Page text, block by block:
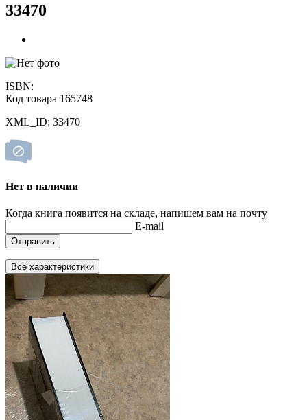
33470
ISBN:
Код товара 165748
XML_ID: 33470
Нет в наличии
Когда книга появится на складе, напишем вам на почту
E-mail
Отправить
Все характеристики